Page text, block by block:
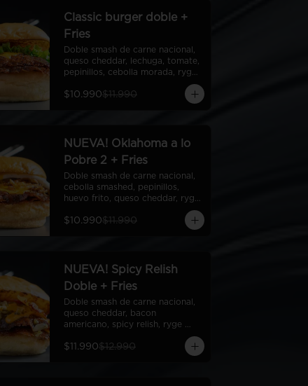
Classic burger doble +
Fries
Doble smash de carne nacional,
queso cheddar, lechuga, tomate,
pepinillos, cebolla morada, ryge
$10.990$11.990
NUEVA! Oklahoma a lo
Pobre 2 + Fries
Doble smash de carne nacional,
cebolla smashed, pepinillos,
huevo frito, queso cheddar, ryge
$10.990$11.990
NUEVA! Spicy Relish
Doble + Fries
Doble smash de carne nacional,
queso cheddar, bacon
americano, spicy relish, ryge
$11.990$12.990